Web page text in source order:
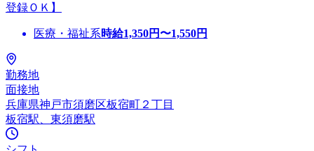
登録ＯＫ】
医療・福祉系時給1,350円〜1,550円
勤務地
面接地
兵庫県神戸市須磨区板宿町２丁目
板宿駅、東須磨駅